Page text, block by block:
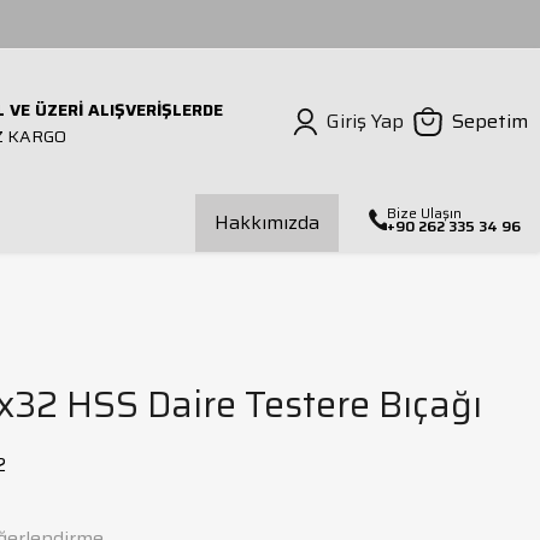
ÜZERİ ALIŞVERİŞLERDE
KARGO
Giriş Yap Sepetim
Bağlama Seti
Hakkımızda Bize Ulaşın
+90 262 335 34 96
HSS Daire Testere Bıçağı